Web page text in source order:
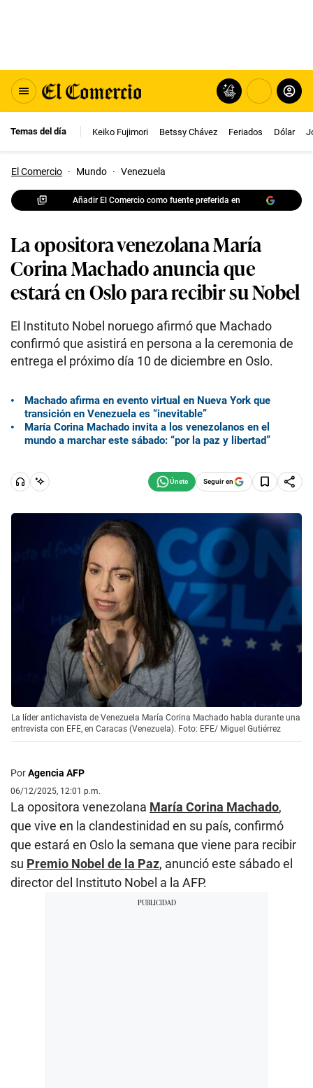
Temas del día Keiko Fujimori Betssy Chávez Feriados Dólar
El Comercio · Mundo · Venezuela
Añadir El Comercio como fuente preferida en
La opositora venezolana María
Corina Machado anuncia que
estará en Oslo para recibir su Nobel
El Instituto Nobel noruego afirmó que Machado
confirmó que asistirá en persona a la ceremonia de
entrega el próximo día 10 de diciembre en Oslo.
Machado afirma en evento virtual en Nueva York que
transición en Venezuela es “inevitable”
María Corina Machado invita a los venezolanos en el
mundo a marchar este sábado: “por la paz y libertad”
Seguir en
La líder antichavista de Venezuela María Corina Machado habla durante una
entrevista con EFE, en Caracas (Venezuela). Foto: EFE/ Miguel Gutiérrez
PorAgencia AFP
06/12/2025, 12:01 p.m.
La opositora venezolana María Corina Machado,
que vive en la clandestinidad en su país, confirmó
que estará en Oslo la semana que viene para recibir
su Premio Nobel de la Paz, anunció este sábado el
director del Instituto Nobel a la AFP.